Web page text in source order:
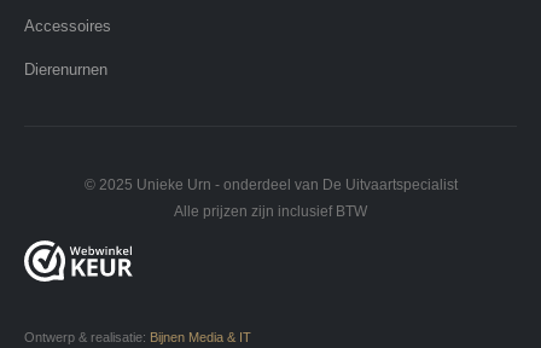
Accessoires
Dierenurnen
© 2025 Unieke Urn - onderdeel van De Uitvaartspecialist
Alle prijzen zijn inclusief BTW
Ontwerp & realisatie: Bijnen Media & IT